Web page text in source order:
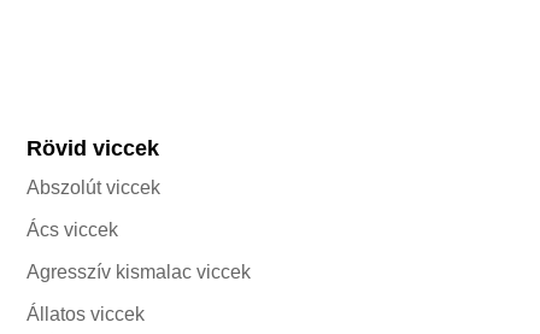
Rövid viccek
Abszolút viccek
Ács viccek
Agresszív kismalac viccek
Állatos viccek